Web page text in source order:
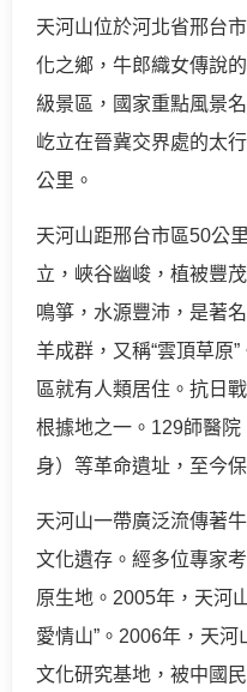
天河山位於河北省邢台
化之鄉，牛郎織女傳說
級景區，國家重點風景
屹立在晉冀交界處的太
公里。
天河山距邢台市區50公
立，峽谷幽峻，植被豐
鳴箏，水源豐沛，是著
羊成群，又稱“雲頂草原
區就有人類居住。抗日
根據地之一。129師醫
身）等革命遺址，至今
天河山一帶廣泛流傳著
文化遺存。經多位專家
原生地。2005年，天河
愛情山”。2006年，天河
文化研究基地，被中國